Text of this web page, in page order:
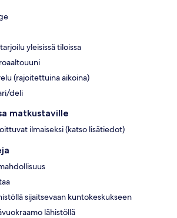
yleisissä tiloissa
(rajoitettuina aikoina)
deli
matkustaville
ilmaiseksi (katso lisätiedot)
sijaitsevaan kuntokeskukseen
lähistöllä